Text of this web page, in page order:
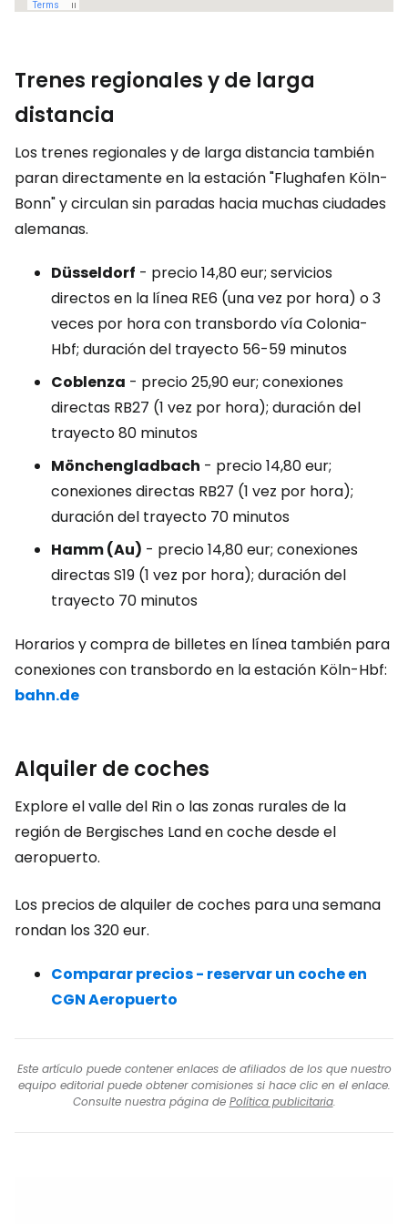
Trenes regionales y de larga
distancia
Los trenes regionales y de larga distancia también
paran directamente en la estación "Flughafen Köln-
Bonn" y circulan sin paradas hacia muchas ciudades
alemanas.
Düsseldorf - precio 14,80 eur; servicios
directos en la línea RE6 (una vez por hora) o 3
veces por hora con transbordo vía Colonia-
Hbf; duración del trayecto 56-59 minutos
Coblenza - precio 25,90 eur; conexiones
directas RB27 (1 vez por hora); duración del
trayecto 80 minutos
Mönchengladbach - precio 14,80 eur;
conexiones directas RB27 (1 vez por hora);
duración del trayecto 70 minutos
Hamm (Au) - precio 14,80 eur; conexiones
directas S19 (1 vez por hora); duración del
trayecto 70 minutos
Horarios y compra de billetes en línea también para
conexiones con transbordo en la estación Köln-Hbf:
bahn.de
Alquiler de coches
Explore el valle del Rin o las zonas rurales de la
región de Bergisches Land en coche desde el
aeropuerto.
Los precios de alquiler de coches para una semana
rondan los 320 eur.
Comparar precios - reservar un coche en
CGN Aeropuerto
Este artículo puede contener enlaces de afiliados de los que nuestro
equipo editorial puede obtener comisiones si hace clic en el enlace.
Consulte nuestra página de Política publicitaria.